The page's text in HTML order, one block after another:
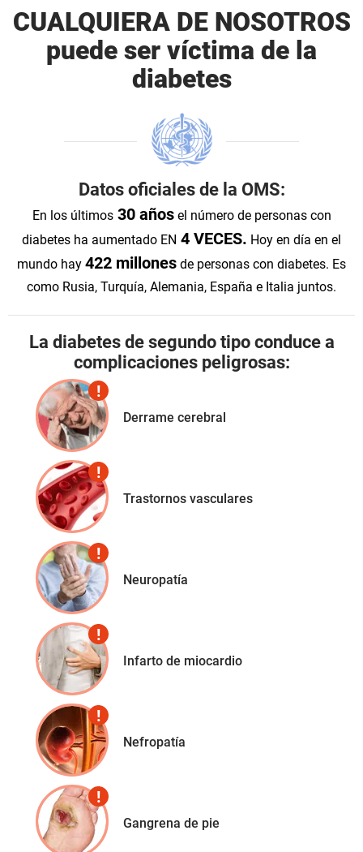
CUALQUIERA DE NOSOTROS
puede ser víctima de la
diabetes
Datos oficiales de la OMS:
En los últimos30 añosel número de personas con
diabetes ha aumentado EN 4 VECES. Hoy en día en el
mundo hay 422 millones de personas con diabetes. Es
como Rusia, Turquía, Alemania, España e Italia juntos.
La diabetes de segundo tipo conduce a
complicaciones peligrosas:
Derrame cerebral
Trastornos vasculares
Neuropatía
Infarto de miocardio
Nefropatía
Gangrena de pie